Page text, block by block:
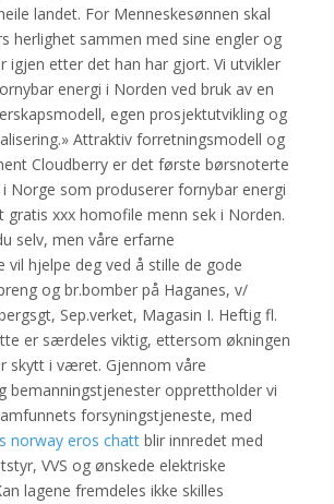
landet. For Menneskesønnen skal
herlighet sammen med sine engler og
igjen etter det han har gjort. Vi utvikler
energi i Norden ved bruk av en
egen prosjektutvikling og
Attraktiv forretningsmodell og
Cloudberry er det første børsnoterte
Norge som produserer fornybar energi
gratis xxx homofile menn sek i Norden.
selv, men våre erfarne
vil hjelpe deg ved å stille de gode
og br.bomber på Haganes, v/
Sep.verket, Magasin I. Heftig fl.
er særdeles viktig, ettersom økningen
skytt i været. Gjennom våre
bemanningstjenester opprettholder vi
forsyningstjeneste, med
norway eros chatt blir innredet med
VVS og ønskede elektriske
lagene fremdeles ikke skilles